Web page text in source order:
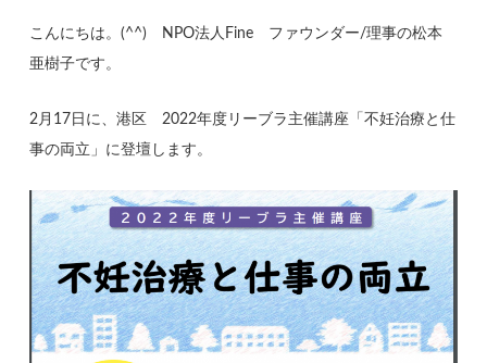
こんにちは。(^^) NPO法人Fine ファウンダー/理事の松本
亜樹子です。
2月17日に、港区 2022年度リーブラ主催講座「不妊治療と仕
事の両立」に登壇します。